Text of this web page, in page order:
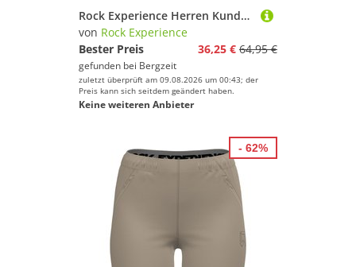
Rock Experience Herren Kundalini Shorts
von Rock Experience
Bester Preis
36,25 € 64,95 €
gefunden bei Bergzeit
zuletzt überprüft am 09.08.2026 um 00:43; der
Preis kann sich seitdem geändert haben.
Keine weiteren Anbieter
- 62%